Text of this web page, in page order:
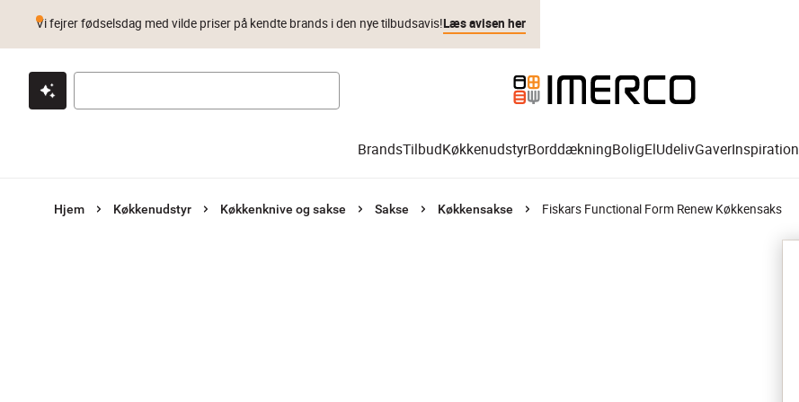
Klik & hent Byt i 1 år Prismatch
Vi fejrer fødselsdag med vilde priser på kendte brands i den nye tilbudsavis!Læs avisen her
BrandsTilbudKøkkenudstyrBorddækningBoligElUdelivGaverInspiration
Hjem Køkkenudstyr Køkkenknive og sakse Sakse Køkkensakse Fiskars Functional Form Renew Køkkensaks